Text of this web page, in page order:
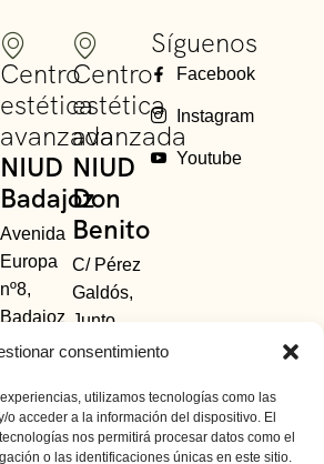
consentimiento
utilizamos tecnologías como las
o acceder a la información del dispositivo. El
nos permitirá procesar datos como el
o las identificaciones únicas en este sitio.
Centro
estética
avanzada
NIUD
Badajoz
Avenida
Europa
nº8,
Badajoz
685 48
01-924
391 154
Centro
estética
avanzada
NIUD
Don
Benito
C/ Pérez
Galdós,
Junto
Avda.
Don
Benito,
Badajoz
Síguenos
Facebook
Instagram
Youtube